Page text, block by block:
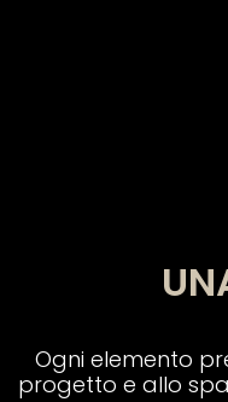
Ogni elemento
progetto e allo